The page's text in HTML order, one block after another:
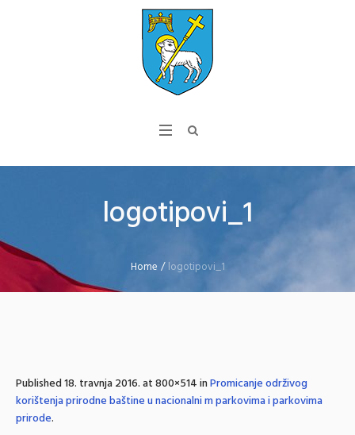
logotipovi_1
Home /logotipovi_1
Published18. travnja 2016.at 800×514 inPromicanje održivog
korištenja prirodne baštine u nacionalni m parkovima i parkovima
prirode.